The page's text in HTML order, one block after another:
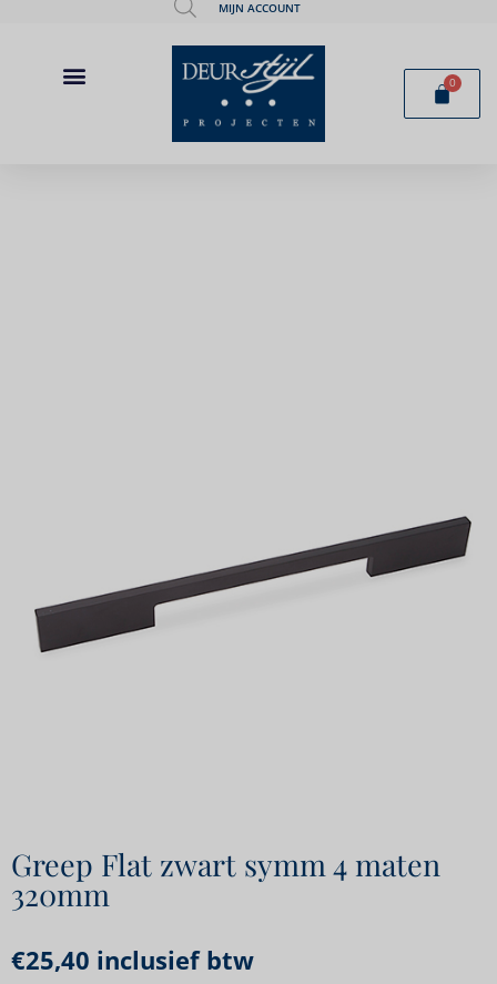
MIJN ACCOUNT
0
Greep Flat zwart symm 4 maten
320mm
€25,40 inclusief btw